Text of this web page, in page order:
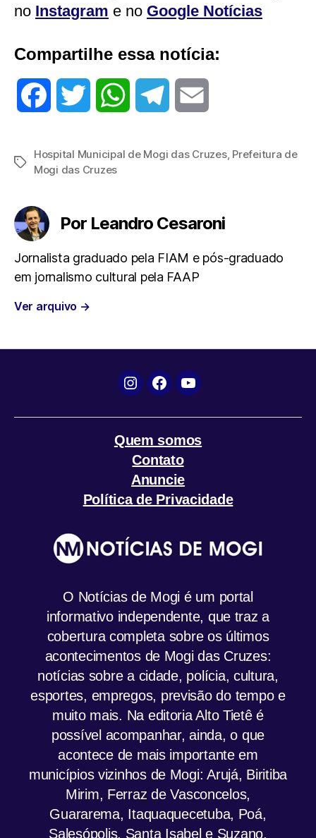
no Instagram e no Google Notícias
Compartilhe essa notícia:
c
o
t
e
s
A
g
r
l
Tags
Hospital Municipal de Mogi das Cruzes, Prefeitura de
Mogi das Cruzes
Por Leandro Cesaroni
Jornalista graduado pela FIAM e pós-graduado
em jornalismo cultural pela FAAP
Ver arquivo →
Instagram
FacebookYouTube
Quem somos
Contato
Anuncie
Política de Privacidade
O Notícias de Mogi é um portal
informativo independente, que traz a
cobertura completa sobre os últimos
acontecimentos de Mogi das Cruzes:
notícias sobre a cidade, polícia, cultura,
esportes, empregos, previsão do tempo e
muito mais. Na editoria Alto Tietê é
possível acompanhar, ainda, o que
acontece de mais importante em
municípios vizinhos de Mogi: Arujá, Biritiba
Mirim, Ferraz de Vasconcelos,
Guararema, Itaquaquecetuba, Poá,
Salesópolis, Santa Isabel e Suzano.